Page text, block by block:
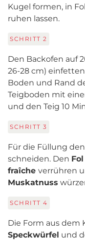
Kugel formen, in
ruhen lassen.
SCHRITT 2
Den Backofen auf
26-28 cm)
Boden und Rand
Teigboden mit
und den Teig 10
SCHRITT 3
Für die Füllung den
schneiden. Den
fraîche verrühren
Muskatnuss
SCHRITT 4
Die Form aus dem
Speckwürfel und